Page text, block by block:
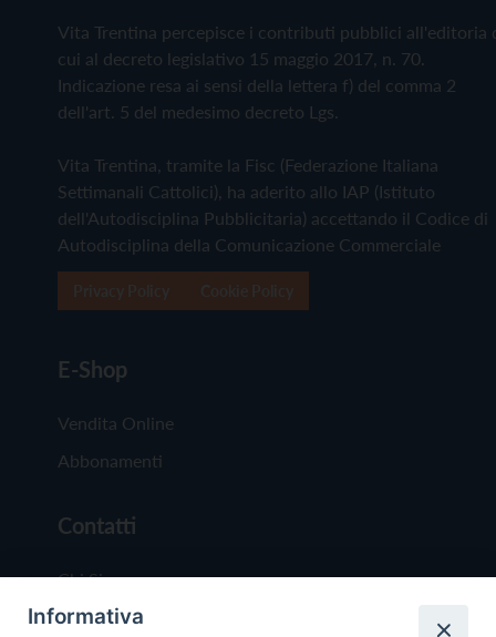
Vita Trentina percepisce i contributi pubblici all'editoria
cui al decreto legislativo 15 maggio 2017, n. 70.
Indicazione resa ai sensi della lettera f) del comma 2
dell'art. 5 del medesimo decreto Lgs.
Vita Trentina, tramite la Fisc (Federazione Italiana
Settimanali Cattolici), ha aderito allo IAP (Istituto
dell'Autodisciplina Pubblicitaria) accettando il Codice di
Autodisciplina della Comunicazione Commerciale
E-Shop
Vendita Online
Abbonamenti
Contatti
Chi Siamo
Redazione
Informativa